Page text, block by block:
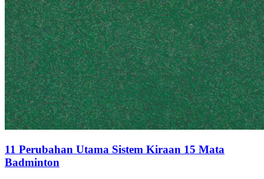
11 Perubahan Utama Sistem Kiraan 15 Mata
Badminton